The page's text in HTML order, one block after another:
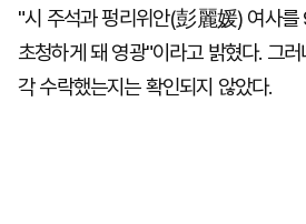
"시 주석과 펑리위안(彭麗媛) 여사
초청하게 돼 영광"이라고 밝혔다. 그
각 수락했는지는 확인되지 않았다.